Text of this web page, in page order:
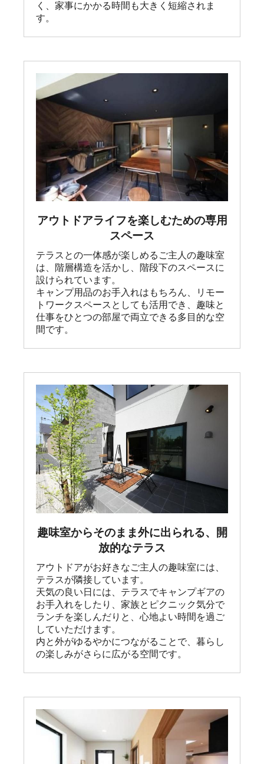
く、家事にかかる時間も大きく短縮されま
す。
アウトドアライフを楽しむための専用
スペース
テラスとの一体感が楽しめるご主人の趣味室
は、階層構造を活かし、階段下のスペースに
設けられています。
キャンプ用品のお手入れはもちろん、リモー
トワークスペースとしても活用でき、趣味と
仕事をひとつの部屋で両立できる多目的な空
間です。
趣味室からそのまま外に出られる、開
放的なテラス
アウトドアがお好きなご主人の趣味室には、
テラスが隣接しています。
天気の良い日には、テラスでキャンプギアの
お手入れをしたり、家族とピクニック気分で
ランチを楽しんだりと、心地よい時間を過ご
していただけます。
内と外がゆるやかにつながることで、暮らし
の楽しみがさらに広がる空間です。